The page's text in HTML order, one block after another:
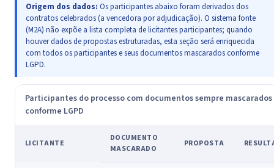
Origem dos dados: Os participantes abaixo foram derivados dos
contratos celebrados (a vencedora por adjudicação). O sistema fonte
(M2A) não expõe a lista completa de licitantes participantes; quando
houver dados de propostas estruturadas, esta seção será enriquecida
com todos os participantes e seus documentos mascarados conforme
LGPD.
Participantes do processo com documentos sempre mascarados
conforme LGPD
LICITANTE
DOCUMENTO
MASCARADO
PROPOSTA